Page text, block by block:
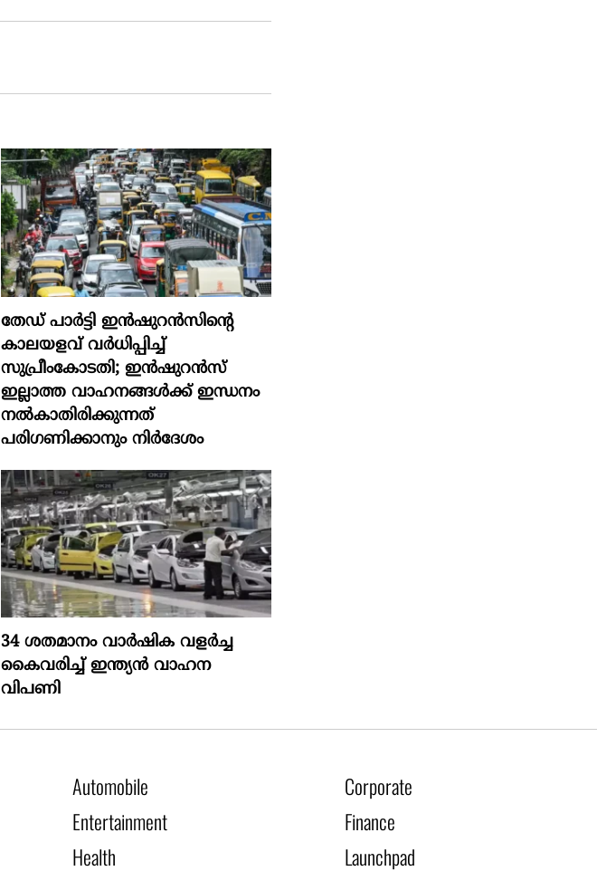
തേഡ് പാർട്ടി ഇൻഷുറൻസിന്റെ
കാലയളവ് വർധിപ്പിച്ച്
സുപ്രീംകോടതി; ഇൻഷുറൻസ്
ഇല്ലാത്ത വാഹനങ്ങൾക്ക് ഇന്ധനം
നൽകാതിരിക്കുന്നത്
പരിഗണിക്കാനും നിർദേശം
34 ശതമാനം വാർഷിക വളർച്ച
കൈവരിച്ച് ഇന്ത്യൻ വാഹന
വിപണി
Automobile
Corporate
Entertainment
Finance
Health Launchpad